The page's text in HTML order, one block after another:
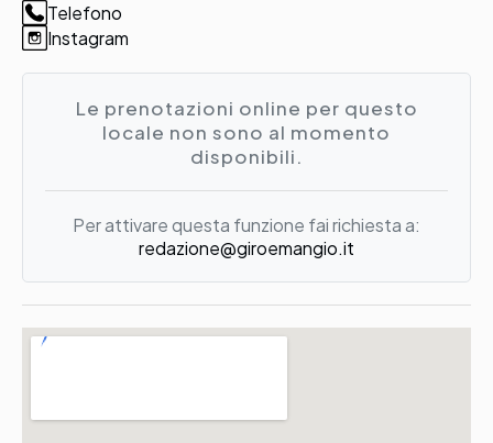
Telefono
Instagram
Le prenotazioni online per questo
locale non sono al momento
disponibili.
Per attivare questa funzione fai richiesta a:
redazione@giroemangio.it